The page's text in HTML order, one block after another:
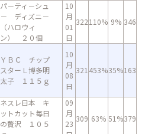
パ－ティ－シュ
－ ディズニ－
（ハロウィ
ン） ２０個
10
月
01
日
322110% 9% 346
ＹＢＣ チップ
スターＬ博多明
太子 １１５ｇ
10
月
08
日
321 453%35%163
ネスレ日本 キ
ットカット毎日
の贅沢 １０５
09
月
23
309 63% 51%379